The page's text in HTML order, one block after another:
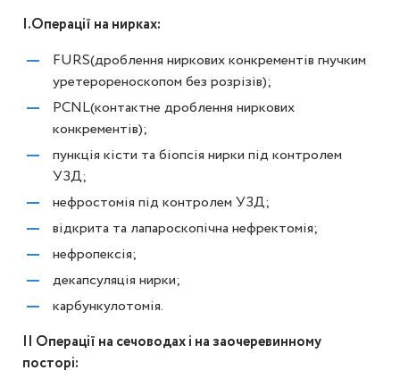
І.Операції на нирках:
FURS(дроблення ниркових конкрементів гнучким
уретерореноскопом без розрізів);
PCNL(контактне дроблення ниркових
конкрементів);
пункція кісти та біопсія нирки під контролем
УЗД;
нефростомія під контролем УЗД;
відкрита та лапароскопічна нефректомія;
нефропексія;
декапсуляція нирки;
карбункулотомія.
ІІ Операції на сечоводах і на заочеревинному
посторі: